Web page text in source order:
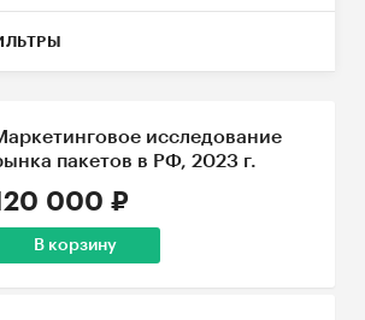
исследование
пакетов в РФ, 2023 г.
000 ₽
В корзину